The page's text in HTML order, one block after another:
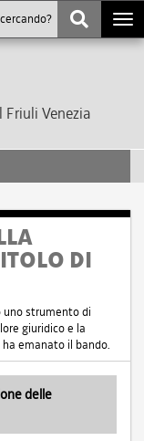
Venezia
DI
strumento di
giuridico e la
emanato il bando.
delle